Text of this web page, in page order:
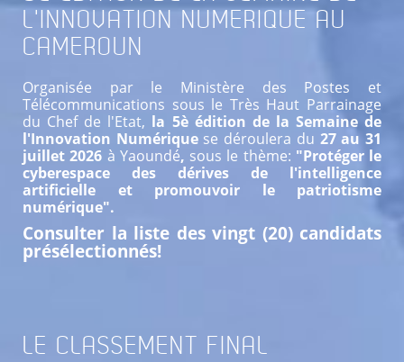
L'INNOVATION NUMERIQUE AU
CAMEROUN
Organisée par le Ministère des Postes et
Télécommunications sous le Très Haut Parrainage
du Chef de l'Etat, la 5è édition de la Semaine de
l'Innovation Numérique se déroulera du 27 au 31
juillet 2026 à Yaoundé, sous le thème: "Protéger le
cyberespace des dérives de l'intelligence
artificielle et promouvoir le patriotisme
numérique".
Consulter la liste des vingt (20) candidats
présélectionnés!
LE CLASSEMENT FINAL